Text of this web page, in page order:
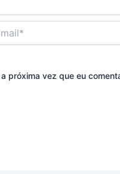
próxima vez que eu